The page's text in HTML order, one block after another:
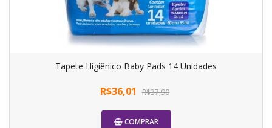
Tapete Higiênico Baby Pads 14 Unidades
R$36,01 R$37,90
COMPRAR